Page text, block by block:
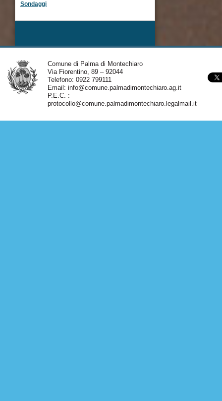
Sondaggi
Comune di Palma di Montechiaro
Via Fiorentino, 89 – 92044
Telefono: 0922 799111
Email: info@comune.palmadimontechiaro.ag.it
P.E.C. :
protocollo@comune.palmadimontechiaro.legalmail.it